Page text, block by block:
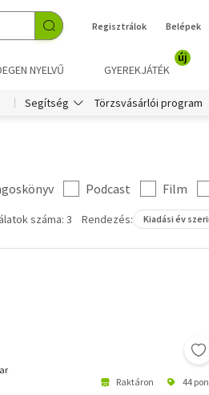
Regisztrálok Belépek
NYELVŰ GYEREKJÁTÉK
új
Segítség Törzsvásárlói program
Podcast Film
száma: 3 Rendezés: Kiadási év
Raktáron 44